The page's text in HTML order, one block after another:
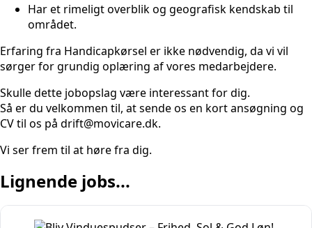
Har et rimeligt overblik og geografisk kendskab til
området.
Erfaring fra Handicapkørsel er ikke nødvendig, da vi vil
sørger for grundig oplæring af vores medarbejdere.
Skulle dette jobopslag være interessant for dig.
Så er du velkommen til, at sende os en kort ansøgning og
CV til os på drift@movicare.dk.
Vi ser frem til at høre fra dig.
Lignende jobs...